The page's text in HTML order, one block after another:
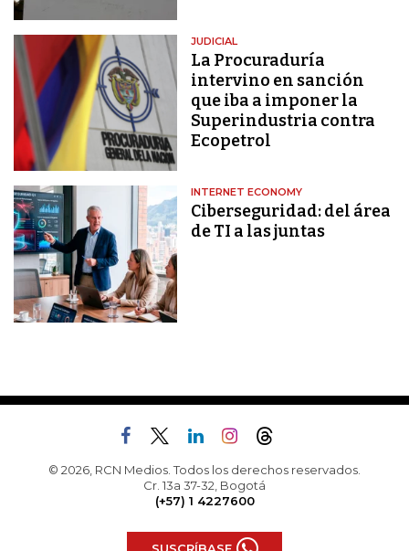
JUDICIAL
La Procuraduría
intervino en sanción
que iba a imponer la
Superindustria contra
Ecopetrol
INTERNET ECONOMY
Ciberseguridad: del área
de TI a las juntas
© 2026, RCN Medios. Todos los derechos reservados.
Cr. 13a 37-32, Bogotá
(+57) 1 4227600